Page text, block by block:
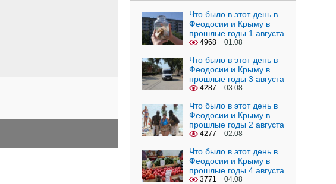
Что было в этот день в
Феодосии и Крыму в
прошлые годы 1 августа
4968 01.08
Что было в этот день в
Феодосии и Крыму в
прошлые годы 3 августа
4287 03.08
Что было в этот день в
Феодосии и Крыму в
прошлые годы 2 августа
4277 02.08
Что было в этот день в
Феодосии и Крыму в
прошлые годы 4 августа
3771 04.08